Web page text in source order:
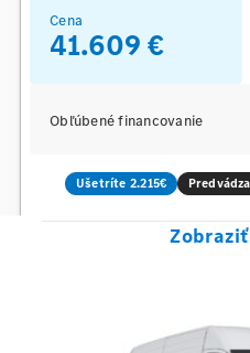
Cena
41.609 €
Obľúbené financovanie
Ušetríte 2.215€